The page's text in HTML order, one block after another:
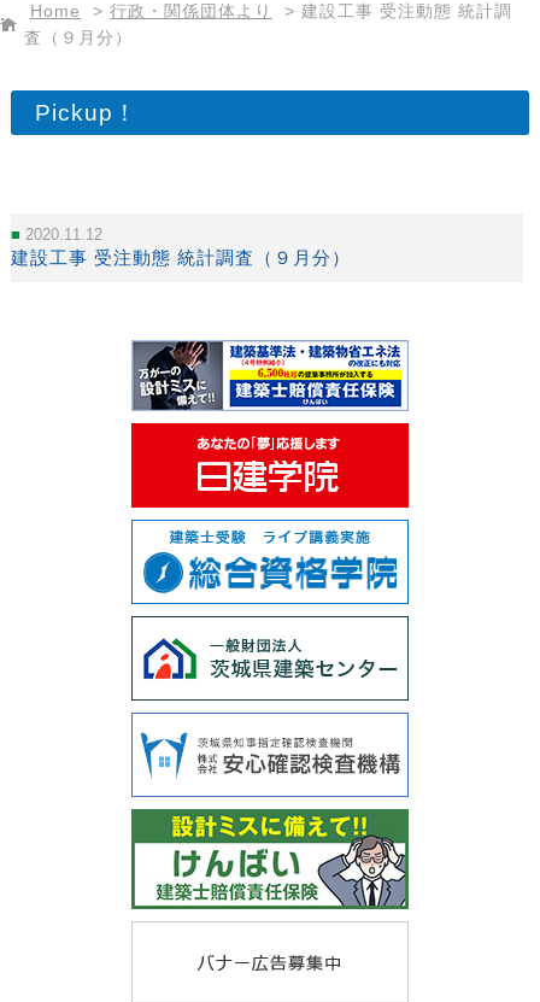
Home > 行政・関係団体より > 建設工事 受注動態 統計調
査（９月分）
Pickup！
2020.11.12
建設工事 受注動態 統計調査（９月分）